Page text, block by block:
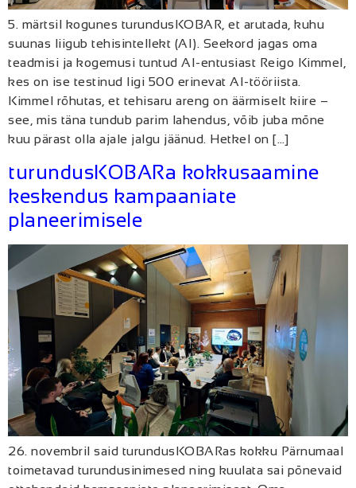
5. märtsil kogunes turundusKOBAR, et arutada, kuhu
suunas liigub tehisintellekt (AI). Seekord jagas oma
teadmisi ja kogemusi tuntud AI-entusiast Reigo Kimmel,
kes on ise testinud ligi 500 erinevat AI-tööriista.
Kimmel rõhutas, et tehisaru areng on äärmiselt kiire –
see, mis täna tundub parim lahendus, võib juba mõne
kuu pärast olla ajale jalgu jäänud. Hetkel on […]
turundusKOBARa kokkusaamine
keskendus kampaaniate
planeerimisele
26. novembril said turundusKOBARas kokku Pärnumaal
toimetavad turundusinimesed ning kuulata sai põnevaid